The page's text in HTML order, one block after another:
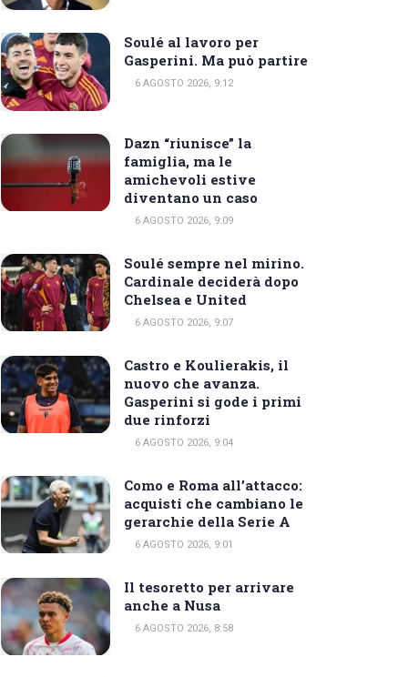
Soulé al lavoro per
Gasperini. Ma può partire
6 AGOSTO 2026, 9:12
Dazn “riunisce” la
famiglia, ma le
amichevoli estive
diventano un caso
6 AGOSTO 2026, 9:09
Soulé sempre nel mirino.
Cardinale deciderà dopo
Chelsea e United
6 AGOSTO 2026, 9:07
Castro e Koulierakis, il
nuovo che avanza.
Gasperini si gode i primi
due rinforzi
6 AGOSTO 2026, 9:04
Como e Roma all’attacco:
acquisti che cambiano le
gerarchie della Serie A
6 AGOSTO 2026, 9:01
Il tesoretto per arrivare
anche a Nusa
6 AGOSTO 2026, 8:58